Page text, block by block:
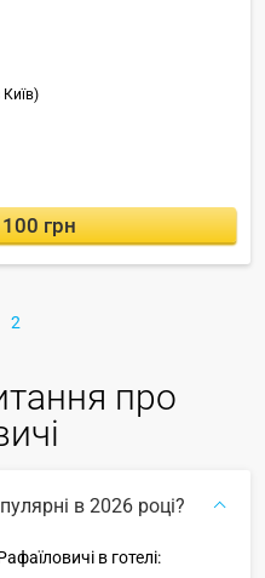
грн
2
про
в 2026 році?
в готелі: